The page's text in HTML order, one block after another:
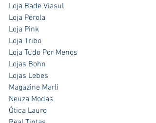
Loja Bade Viasul
Loja Pérola
Loja Pink
Loja Tribo
Loja Tudo Por Menos
Lojas Bohn
Lojas Lebes
Magazine Marli
Neuza Modas
Ótica Lauro